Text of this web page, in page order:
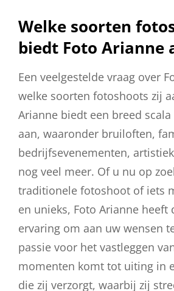
Welke soorten
biedt Foto Arianne
Een veelgestelde vraag over
welke soorten fotoshoots zij
Arianne biedt een breed
aan, waaronder bruiloften,
bedrijfsevenementen,
nog veel meer. Of u nu op
traditionele fotoshoot of iets
en unieks, Foto Arianne heeft
ervaring om aan uw wensen
passie voor het vastleggen
momenten komt tot uiting in
die zij verzorgt, waarbij zij